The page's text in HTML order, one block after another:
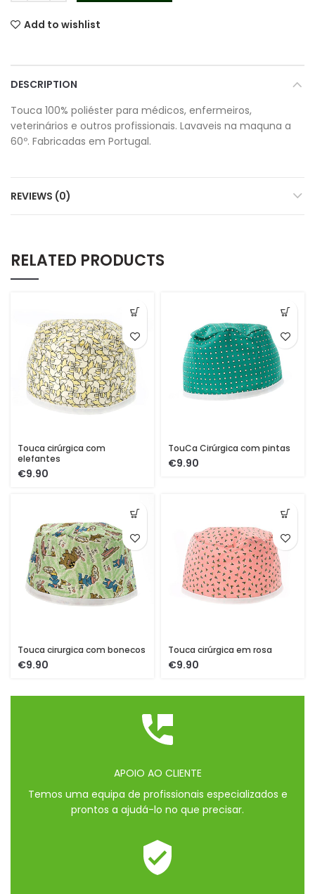
Add to wishlist
DESCRIPTION
Touca 100% poliéster para médicos, enfermeiros,
veterinários e outros profissionais. Lavaveis na maquna a
60º. Fabricadas em Portugal.
REVIEWS (0)
RELATED PRODUCTS
Touca cirúrgica com
elefantes
€
TouCa Cirúrgica com pintas
€
Touca cirurgica com bonecos
€
Touca cirúrgica em rosa
€
APOIO AO CLIENTE
Temos uma equipa de profissionais especializados e
prontos a ajudá-lo no que precisar.